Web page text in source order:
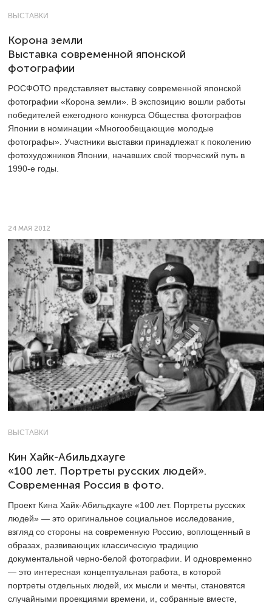
ВЫСТАВКИ
Корона земли
Выставка современной японской
фотографии
РОСФОТО представляет выставку современной японской
фотографии «Корона земли». В экспозицию вошли работы
победителей ежегодного конкурса Общества фотографов
Японии в номинации «Многообещающие молодые
фотографы». Участники выставки принадлежат к поколению
фотохудожников Японии, начавших свой творческий путь в
1990-е годы.
24 МАЯ 2012
ВЫСТАВКИ
Кин Хайк-Абильдхауге
«100 лет. Портреты русских людей».
Современная Россия в фото.
Проект Кина Хайк-Абильдхауге «100 лет. Портреты русских
людей» — это оригинальное социальное исследование,
взгляд со стороны на современную Россию, воплощенный в
образах, развивающих классическую традицию
документальной черно-белой фотографии. И одновременно
— это интересная концептуальная работа, в которой
портреты отдельных людей, их мысли и мечты, становятся
случайными проекциями времени, и, собранные вместе,